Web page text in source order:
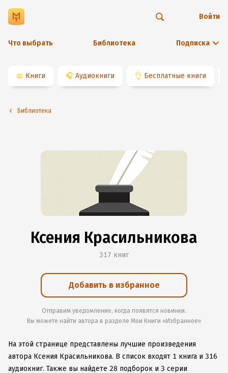
Что выбрать Библиотека Подписка
Войти
📖 Книги 🎧 Аудиокниги 👌 Бесплатные книги
Библиотека
Ксения Красильникова
317 книг
Добавить в избранное
Отправим уведомление, когда появятся новинки.
Вы можете найти автора в разделе Мои Книги «Избранное»
На этой странице представлены лучшие произведения
автора Ксения Красильникова. В список входят 1 книга и 316
аудиокниг. Также вы найдете 28 подборок и 3 серии